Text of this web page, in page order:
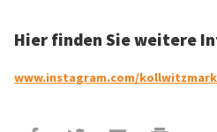
Hier finden Sie weitere
www.instagram.com/